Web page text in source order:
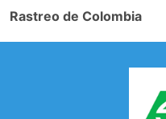
Rastreo de Colombia